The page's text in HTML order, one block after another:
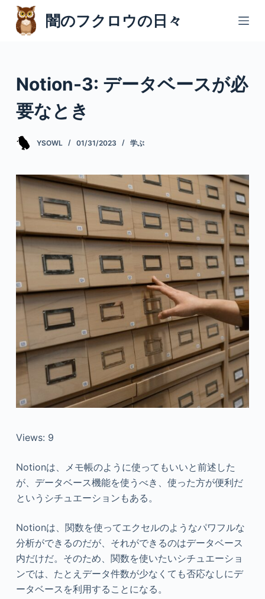
コ
ン
ツ
へ
ス
キ
ッ
闇のフクロウの日々
Notion-3: データベースが必
要なとき
YSOWL 01/31/2023 学ぶ
Views: 9
Notionは、メモ帳のように使ってもいいと前述した
が、データベース機能を使うべき、使った方が便利だ
というシチュエーションもある。
Notionは、関数を使ってエクセルのようなパワフルな
分析ができるのだが、それができるのはデータベース
内だけだ。そのため、関数を使いたいシチュエーショ
ンでは、たとえデータ件数が少なくても否応なしにデ
ータベースを利用することになる。